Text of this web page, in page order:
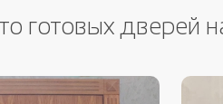
готовых дверей